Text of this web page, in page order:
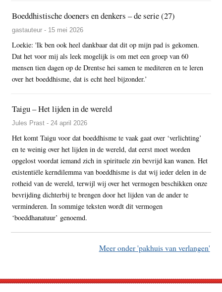
Boeddhistische doeners en denkers – de serie (27)
gastauteur - 15 mei 2026
Loekie: 'Ik ben ook heel dankbaar dat dit op mijn pad is gekomen.
Dat het voor mij als leek mogelijk is om met een groep van 60
mensen tien dagen op de Drentse hei samen te mediteren en te leren
over het boeddhisme, dat is echt heel bijzonder.’
Taigu – Het lijden in de wereld
Jules Prast - 24 april 2026
Het komt Taigu voor dat boeddhisme te vaak gaat over ‘verlichting’
en te weinig over het lijden in de wereld, dat eerst moet worden
opgelost voordat iemand zich in spirituele zin bevrijd kan wanen. Het
existentiële kerndilemma van boeddhisme is dat wij ieder delen in de
rotheid van de wereld, terwijl wij over het vermogen beschikken onze
bevrijding dichterbij te brengen door het lijden van de ander te
verminderen. In sommige teksten wordt dit vermogen
‘boeddhanatuur’ genoemd.
Meer onder 'pakhuis van verlangen'